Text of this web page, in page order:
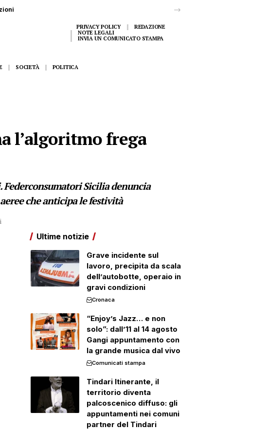
dal vivo
PRIVACY POLICY
REDAZIONE
NOTE LEGALI
INVIA UN COMUNICATO STAMPA
SOCIETÀ POLITICA
l’algoritmo frega
Sicilia denuncia
che anticipa le festività
Ultime notizie
Grave incidente sul
lavoro, precipita da scala
dell’autobotte, operaio in
gravi condizioni
Cronaca
“Enjoy’s Jazz… e non
solo”: dall’11 al 14 agosto
Gangi appuntamento con
la grande musica dal vivo
Comunicati stampa
Tindari Itinerante, il
territorio diventa
palcoscenico diffuso: gli
appuntamenti nei comuni
partner del Tindari